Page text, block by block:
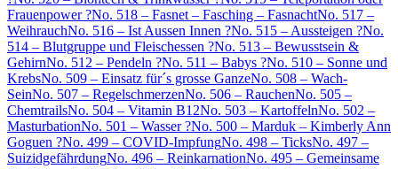
Frauenpower ?No. 518 – Fasnet – Fasching – FasnachtNo. 517 –
WeihrauchNo. 516 – Ist Aussen Innen ?No. 515 – Aussteigen ?No.
514 – Blutgruppe und Fleischessen ?No. 513 – Bewusstsein &
GehirnNo. 512 – Pendeln ?No. 511 – Babys ?No. 510 – Sonne und
KrebsNo. 509 – Einsatz für´s grosse GanzeNo. 508 – Wach-
SeinNo. 507 – RegelschmerzenNo. 506 – RauchenNo. 505 –
ChemtrailsNo. 504 – Vitamin B12No. 503 – KartoffelnNo. 502 –
MasturbationNo. 501 – Wasser ?No. 500 – Marduk – Kimberly Ann
Goguen ?No. 499 – COVID-ImpfungNo. 498 – TicksNo. 497 –
SuizidgefährdungNo. 496 – ReinkarnationNo. 495 – Gemeinsame